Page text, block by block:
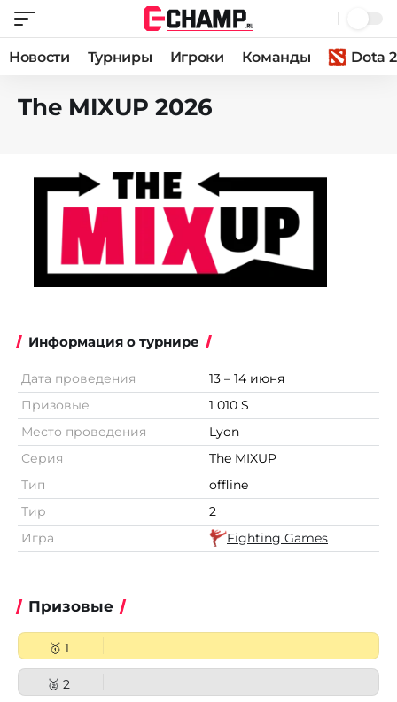
Новости Турниры Игроки Команды Dota 2
The MIXUP 2026
Информация о турнире
Дата проведения
13 – 14 июня
Призовые
1 010 $
Место проведения
Lyon
Серия
The MIXUP
Тип
offline
Тир
2
Игра
Fighting Games
Призовые
🥇 1
🥈 2